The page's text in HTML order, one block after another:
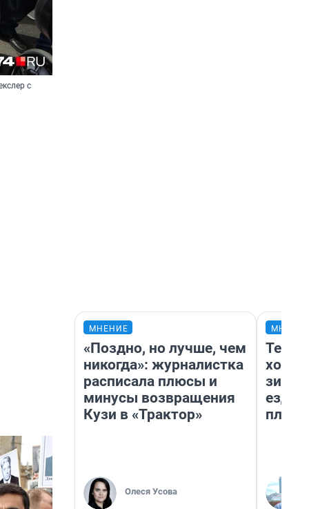
с
МНЕНИЕ
«Поздно, но лучше, чем
никогда»: журналистка
расписала плюсы и
минусы возвращения
Кузи в «Трактор»
Олеся Усова
ездит